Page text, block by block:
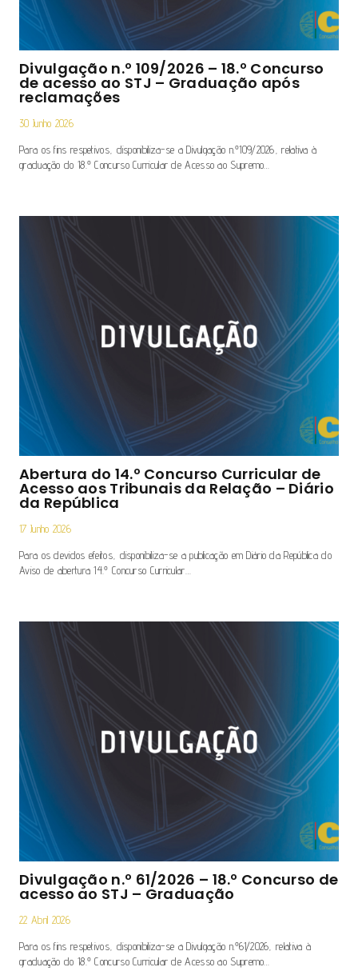
Divulgação n.º 109/2026 – 18.º Concurso
de acesso ao STJ – Graduação após
reclamações
30 Junho 2026
Para os fins respetivos, disponibiliza-se a Divulgação n.º109/2026, relativa à
graduação do 18.º Concurso Curricular de Acesso ao Supremo…
Abertura do 14.º Concurso Curricular de
Acesso aos Tribunais da Relação – Diário
da República
17 Junho 2026
Para os devidos efeitos, disponibiliza-se a publicação em Diário da República do
Aviso de abertura 14.º Concurso Curricular…
Divulgação n.º 61/2026 – 18.º Concurso de
acesso ao STJ – Graduação
22 Abril 2026
Para os fins respetivos, disponibiliza-se a Divulgação n.º61/2026, relativa à
graduação do 18.º Concurso Curricular de Acesso ao Supremo…